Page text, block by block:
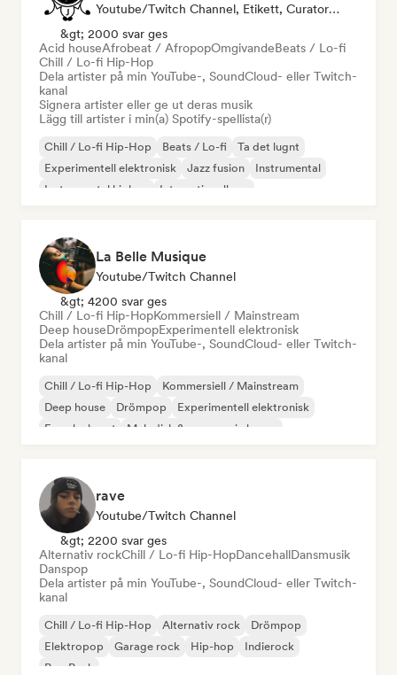
Youtube/Twitch Channel, Etikett, Curator För Spellistor
&gt; 2000 svar ges
Acid houseAfrobeat / AfropopOmgivandeBeats / Lo-fi
Chill / Lo-fi Hip-Hop
Dela artister på min YouTube-, SoundCloud- eller Twitch-
kanal
Signera artister eller ge ut deras musik
Lägg till artister i min(a) Spotify-spellista(r)
Chill / Lo-fi Hip-Hop Beats / Lo-fi
Ta det lugnt
Experimentell elektronisk
Jazz fusion
Instrumental
Instrumental hiphop
Internationell rap
La Belle Musique
Youtube/Twitch Channel
&gt; 4200 svar ges
Chill / Lo-fi Hip-HopKommersiell / Mainstream
Deep houseDrömpopExperimentell elektronisk
Dela artister på min YouTube-, SoundCloud- eller Twitch-
kanal
Chill / Lo-fi Hip-Hop
Kommersiell / Mainstream
Deep house
Drömpop
Experimentell elektronisk
Franska huset
Melodisk & progressiv house
rave
Youtube/Twitch Channel
&gt; 2200 svar ges
Alternativ rockChill / Lo-fi Hip-HopDancehallDansmusik
Danspop
Dela artister på min YouTube-, SoundCloud- eller Twitch-
kanal
Chill / Lo-fi Hip-Hop Alternativ rock
Drömpop
Elektropop
Garage rock Hip-hop
Indierock
Pop Punk